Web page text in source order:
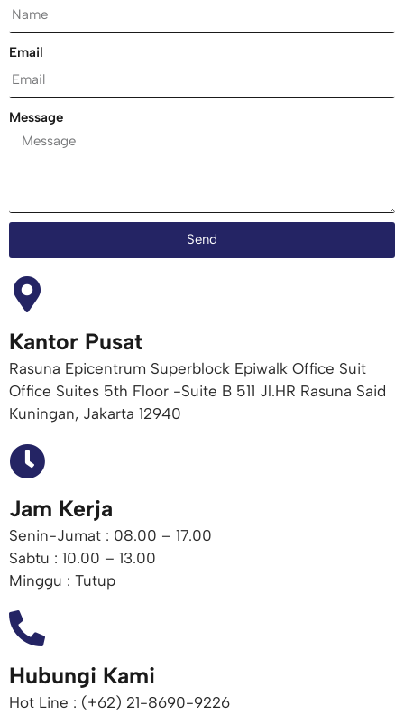
Email
Message
Send
Kantor Pusat
Rasuna Epicentrum Superblock Epiwalk Office Suit
Office Suites 5th Floor -Suite B 511 Jl.HR Rasuna Said
Kuningan, Jakarta 12940
Jam Kerja
Senin-Jumat : 08.00 – 17.00
Sabtu : 10.00 – 13.00
Minggu : Tutup
Hubungi Kami
Hot Line : (+62) 21-8690-9226​